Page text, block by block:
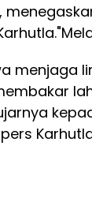
menjaga